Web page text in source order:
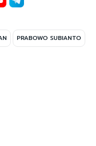
PRABOWO SUBIANTO